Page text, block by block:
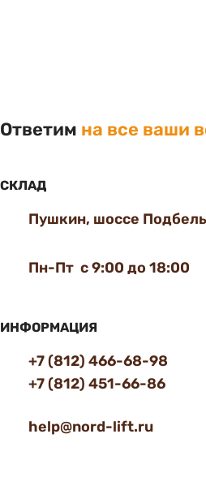
Ответим на все ваши
СКЛАД
Пушкин, шоссе
Пн-Пт с 9:00 до 18:00
ИНФОРМАЦИЯ
+7 (812) 466-68-98
+7 (812) 451-66-86
help@nord-lift.ru